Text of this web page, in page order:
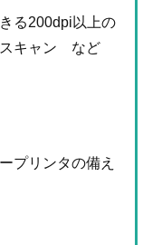
る200dpi以上の
スキャン など
プリンタの備え